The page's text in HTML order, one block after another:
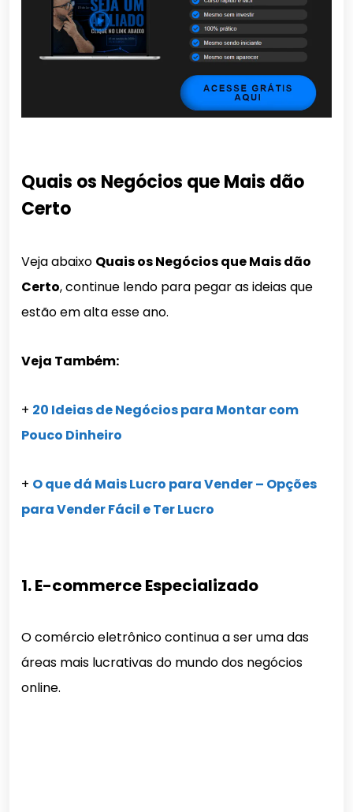
Quais os Negócios que Mais dão
Certo
Veja abaixo Quais os Negócios que Mais dão
Certo, continue lendo para pegar as ideias que
estão em alta esse ano.
Veja Também:
+ 20 Ideias de Negócios para Montar com
Pouco Dinheiro
+ O que dá Mais Lucro para Vender – Opções
para Vender Fácil e Ter Lucro
1. E-commerce Especializado
O comércio eletrônico continua a ser uma das
áreas mais lucrativas do mundo dos negócios
online.